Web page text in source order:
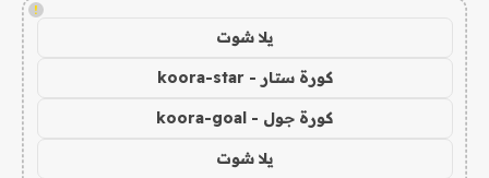
!
يلا شوت
كورة ستار - koora-star
كورة جول - koora-goal
يلا شوت